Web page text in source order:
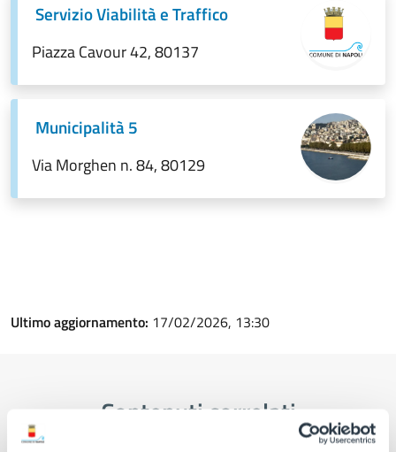
Servizio Viabilità e Traffico
Piazza Cavour 42, 80137
Municipalità 5
Via Morghen n. 84, 80129
Ultimo aggiornamento: 17/02/2026, 13:30
Contenuti correlati